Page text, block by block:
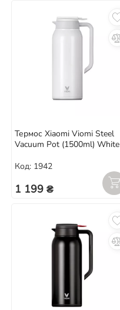
Термос Xiaomi Viomi Steel
Vacuum Pot (1500ml) White
Код: 1942
1 199 ₴